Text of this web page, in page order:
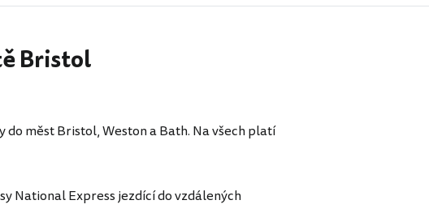
Bristol
měst Bristol, Weston a Bath. Na všech platí
National Express jezdící do vzdálených